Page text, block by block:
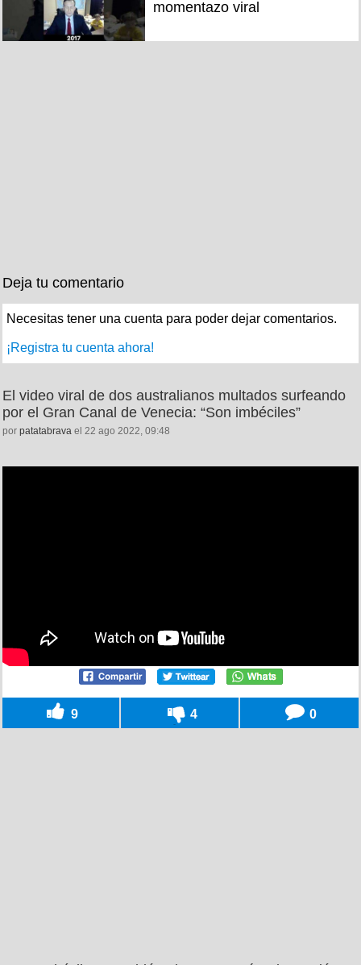
momentazo viral
Deja tu comentario
Necesitas tener una cuenta para poder dejar comentarios.
¡Registra tu cuenta ahora!
El video viral de dos australianos multados surfeando
por el Gran Canal de Venecia: “Son imbéciles”
por patatabrava el 22 ago 2022, 09:48
9 4 0